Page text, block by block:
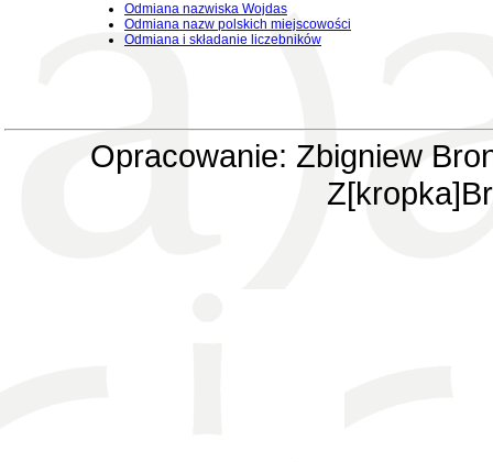
Odmiana nazwiska Wojdas
Odmiana nazw polskich miejscowości
Odmiana i składanie liczebników
Opracowanie: Zbigniew